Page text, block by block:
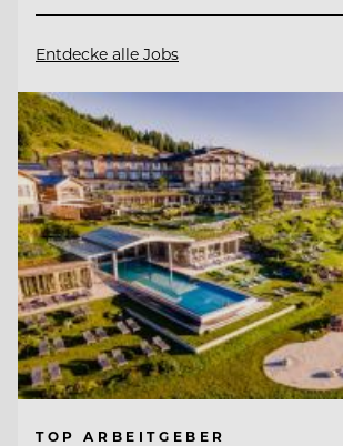
Entdecke alle Jobs
TOP ARBEITGEBER